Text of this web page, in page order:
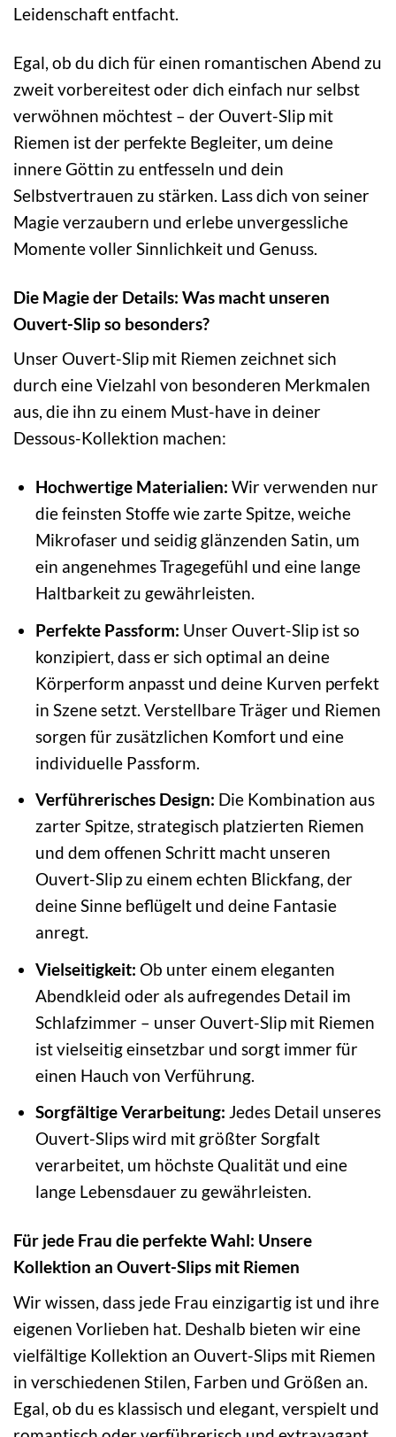
Leidenschaft entfacht.
Egal, ob du dich für einen romantischen Abend zu
zweit vorbereitest oder dich einfach nur selbst
verwöhnen möchtest – der Ouvert-Slip mit
Riemen ist der perfekte Begleiter, um deine
innere Göttin zu entfesseln und dein
Selbstvertrauen zu stärken. Lass dich von seiner
Magie verzaubern und erlebe unvergessliche
Momente voller Sinnlichkeit und Genuss.
Die Magie der Details: Was macht unseren
Ouvert-Slip so besonders?
Unser Ouvert-Slip mit Riemen zeichnet sich
durch eine Vielzahl von besonderen Merkmalen
aus, die ihn zu einem Must-have in deiner
Dessous-Kollektion machen:
Hochwertige Materialien: Wir verwenden nur
die feinsten Stoffe wie zarte Spitze, weiche
Mikrofaser und seidig glänzenden Satin, um
ein angenehmes Tragegefühl und eine lange
Haltbarkeit zu gewährleisten.
Perfekte Passform: Unser Ouvert-Slip ist so
konzipiert, dass er sich optimal an deine
Körperform anpasst und deine Kurven perfekt
in Szene setzt. Verstellbare Träger und Riemen
sorgen für zusätzlichen Komfort und eine
individuelle Passform.
Verführerisches Design: Die Kombination aus
zarter Spitze, strategisch platzierten Riemen
und dem offenen Schritt macht unseren
Ouvert-Slip zu einem echten Blickfang, der
deine Sinne beflügelt und deine Fantasie
anregt.
Vielseitigkeit: Ob unter einem eleganten
Abendkleid oder als aufregendes Detail im
Schlafzimmer – unser Ouvert-Slip mit Riemen
ist vielseitig einsetzbar und sorgt immer für
einen Hauch von Verführung.
Sorgfältige Verarbeitung: Jedes Detail unseres
Ouvert-Slips wird mit größter Sorgfalt
verarbeitet, um höchste Qualität und eine
lange Lebensdauer zu gewährleisten.
Für jede Frau die perfekte Wahl: Unsere
Kollektion an Ouvert-Slips mit Riemen
Wir wissen, dass jede Frau einzigartig ist und ihre
eigenen Vorlieben hat. Deshalb bieten wir eine
vielfältige Kollektion an Ouvert-Slips mit Riemen
in verschiedenen Stilen, Farben und Größen an.
Egal, ob du es klassisch und elegant, verspielt und